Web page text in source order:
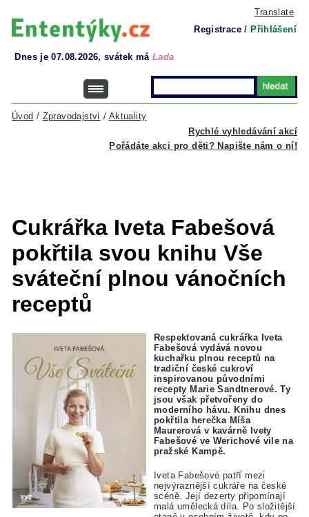
Translate
Registrace / Přihlášení
Dnes je 07.08.2026, svátek má Lada
Rychlé vyhledávání akcí
Úvod / Zpravodajství / Aktuality
Pořádáte akci pro děti? Napište nám o ní!
Cukrářka Iveta Fabešová
pokřtila svou knihu Vše
sváteční plnou vánočních
receptů
Respektovaná cukrářka Iveta
Fabešová vydává novou
kuchařku plnou receptů na
tradiční české cukroví
inspirovanou původními
recepty Marie Sandtnerové. Ty
jsou však přetvořeny do
moderního hávu. Knihu dnes
pokřtila herečka Míša
Maurerová v kavárně Ivety
Fabešové ve Werichové vile na
pražské Kampě.
Iveta Fabešové patří mezi
nejvýraznější cukráře na české
scéně. Její dezerty připomínají
malá umělecká díla. Po složitější